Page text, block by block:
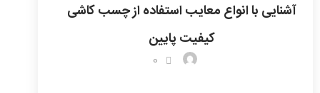
آشنایی با انواع معایب استفاده از چسب کاشی
کیفیت پایین
0